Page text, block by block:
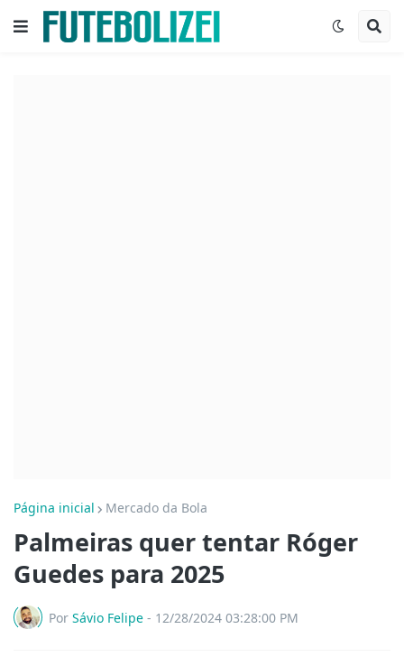
Página inicial Mercado da Bola
Palmeiras quer tentar Róger
Guedes para 2025
Por Sávio Felipe - 12/28/2024 03:28:00 PM